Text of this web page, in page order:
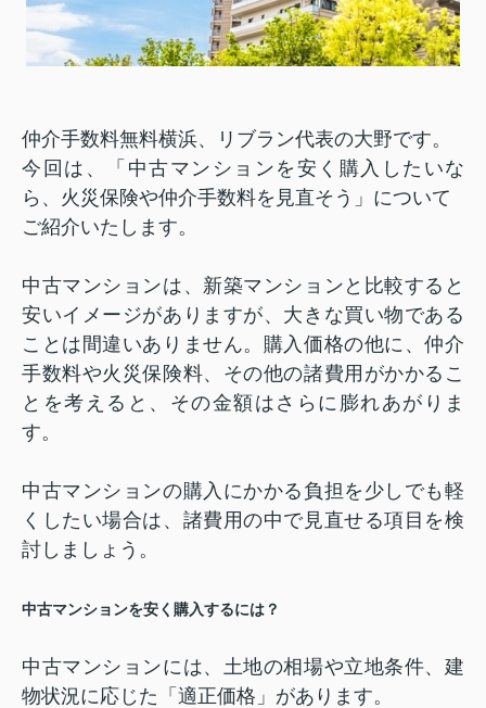
仲介手数料無料横浜、リブラン代表の大野です。
今回は、「中古マンションを安く購入したいな
ら、火災保険や仲介手数料を見直そう」について
ご紹介いたします。
中古マンションは、新築マンションと比較すると
安いイメージがありますが、大きな買い物である
ことは間違いありません。購入価格の他に、仲介
手数料や火災保険料、その他の諸費用がかかるこ
とを考えると、その金額はさらに膨れあがりま
す。
中古マンションの購入にかかる負担を少しでも軽
くしたい場合は、諸費用の中で見直せる項目を検
討しましょう。
中古マンションを安く購入するには？
中古マンションには、土地の相場や立地条件、建
物状況に応じた「適正価格」があります。